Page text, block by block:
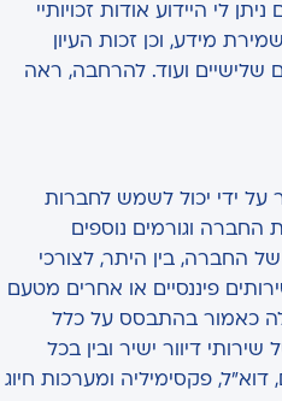
לי היידוע אודות זכויותיי
מידע, וכן זכות העיון
שלישיים ועוד. להרחבה, ראה
על ידי יכול לשמש לחברות
וגורמים נוספים
החברה, בין היתר, לצורכי
פיננסיים או אחרים מטעם
כאמור בהתבסס על כלל
שירותי דיוור ישיר ובין בכל
פקסימיליה ומערכות חיוג